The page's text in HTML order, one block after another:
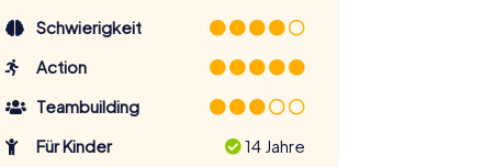
Schwierigkeit
Action
Teambuilding
Für Kinder
14 Jahre